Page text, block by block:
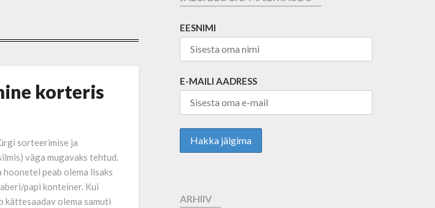
korteris
sorteerimise ja
väga mugavaks tehtud.
peab olema lisaks
papi konteiner. Kui
kättesaadav olema samuti
EESNIMI
E-MAILI AADRESS
ARHIIV